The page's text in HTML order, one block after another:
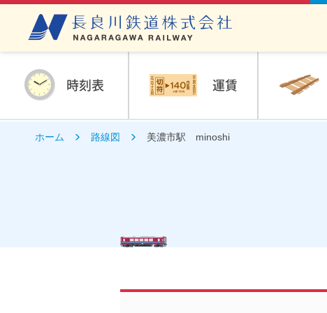
時刻表 運賃
ホーム 路線図 美濃市駅 minoshi